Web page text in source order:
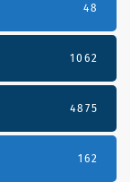
48
1062
4875
162